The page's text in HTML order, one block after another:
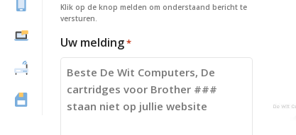
Klik op de knop melden om onderstaand bericht te
versturen.
Uw melding*